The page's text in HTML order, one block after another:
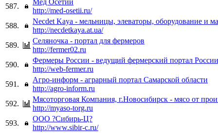
587.
http://med-osetii.ru/
588.
Necdet Kaya - мельницы, элеваторы, оборудование и
http://necdetkaya.at.ua/
589.
Селяночка - портал для фермеров
http://fermer02.ru
590.
Фермеры России - ведущий фермерский портал России
http://web-fermer.ru
591.
Агро-информ - аграрный портал Самарской области
http://agro-inform.ru
592.
Мясоторговая Компания, г.Новосибирск - мясо от
http://myaso-torg.ru
593.
ООО ?Сибирь-Ц?
http://www.sibir-c.ru/